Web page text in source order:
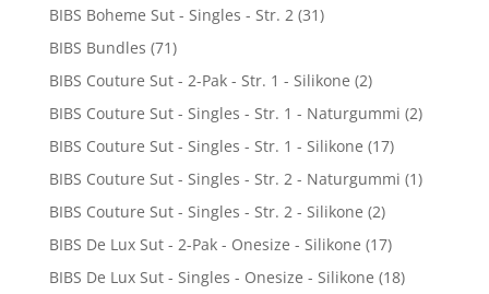
BIBS Boheme Sut - Singles - Str. 2 (31)
BIBS Bundles (71)
BIBS Couture Sut - 2-Pak - Str. 1 - Silikone (2)
BIBS Couture Sut - Singles - Str. 1 - Naturgummi (2)
BIBS Couture Sut - Singles - Str. 1 - Silikone (17)
BIBS Couture Sut - Singles - Str. 2 - Naturgummi (1)
BIBS Couture Sut - Singles - Str. 2 - Silikone (2)
BIBS De Lux Sut - 2-Pak - Onesize - Silikone (17)
BIBS De Lux Sut - Singles - Onesize - Silikone (18)